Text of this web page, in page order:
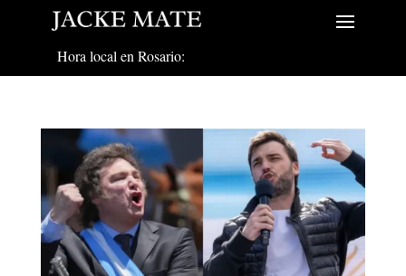
Hora local en Rosario: